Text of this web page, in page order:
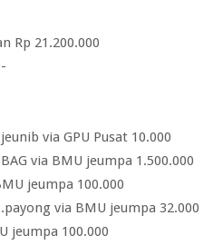
Rp 21.200.000
via GPU Pusat 10.000
via BMU jeumpa 1.500.000
jeumpa 100.000
via BMU jeumpa 32.000
jeumpa 100.000